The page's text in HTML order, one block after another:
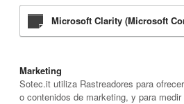
Microsoft Clarity (Microsoft
Marketing
Sotec.it utiliza Rastreadores para
o contenidos de marketing, y para